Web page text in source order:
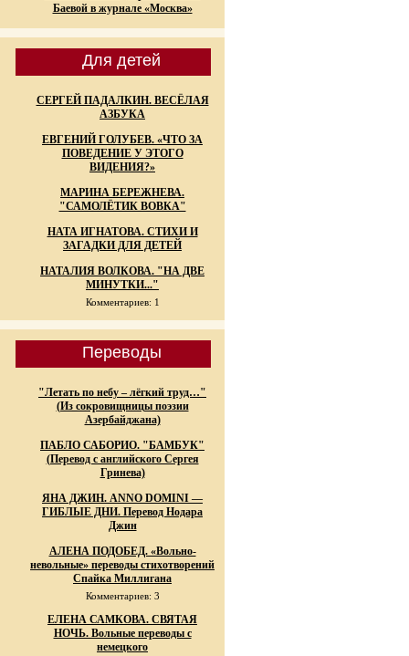
Баевой в журнале «Москва»
Для детей
СЕРГЕЙ ПАДАЛКИН. ВЕСЁЛАЯ
АЗБУКА
ЕВГЕНИЙ ГОЛУБЕВ. «ЧТО ЗА
ПОВЕДЕНИЕ У ЭТОГО
ВИДЕНИЯ?»
МАРИНА БЕРЕЖНЕВА.
"САМОЛЁТИК ВОВКА"
НАТА ИГНАТОВА. СТИХИ И
ЗАГАДКИ ДЛЯ ДЕТЕЙ
НАТАЛИЯ ВОЛКОВА. "НА ДВЕ
МИНУТКИ..."
Комментариев: 1
Переводы
"Летать по небу – лёгкий труд…"
(Из сокровищницы поэзии
Азербайджана)
ПАБЛО САБОРИО. "БАМБУК"
(Перевод с английского Сергея
Гринева)
ЯНА ДЖИН. ANNO DOMINI —
ГИБЛЫЕ ДНИ. Перевод Нодара
Джин
АЛЕНА ПОДОБЕД. «Вольно-
невольные» переводы стихотворений
Спайка Миллигана
Комментариев: 3
ЕЛЕНА САМКОВА. СВЯТАЯ
НОЧЬ. Вольные переводы с
немецкого